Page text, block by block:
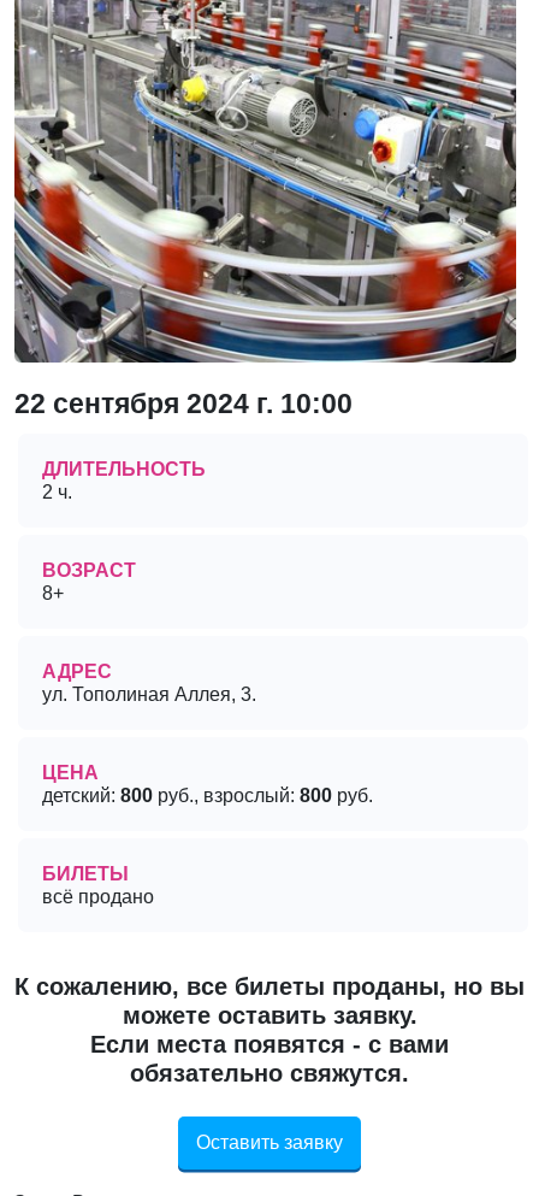
22 сентября 2024 г. 10:00
ДЛИТЕЛЬНОСТЬ
2 ч.
ВОЗРАСТ
8+
АДРЕС
ул. Тополиная Аллея, 3.
ЦЕНА
детский: 800 руб., взрослый: 800 руб.
БИЛЕТЫ
всё продано
К сожалению, все билеты проданы, но вы
можете оставить заявку.
Если места появятся - с вами
обязательно свяжутся.
Оставить заявку